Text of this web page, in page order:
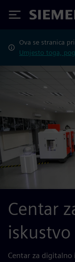
Siemens
Ova se stranica
Umjesto toga,
Centar
Centar za